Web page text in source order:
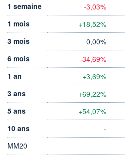
1 semaine
-3,03%
1 mois
+18,52%
3 mois
0,00%
6 mois
-34,69%
1 an
+3,69%
3 ans
+69,22%
5 ans
+54,07%
10 ans
-
MM20